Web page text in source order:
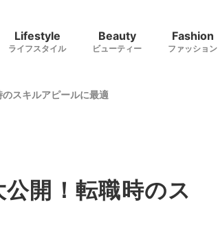
Lifestyle
ライフスタイル
Beauty
ビューティー
Fashion
ファッション
スキルアピールに最適
開！転職時のス